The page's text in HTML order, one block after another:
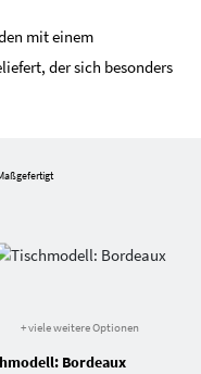
mit einem
der sich besonders
+ viele weitere Optionen
Bordeaux